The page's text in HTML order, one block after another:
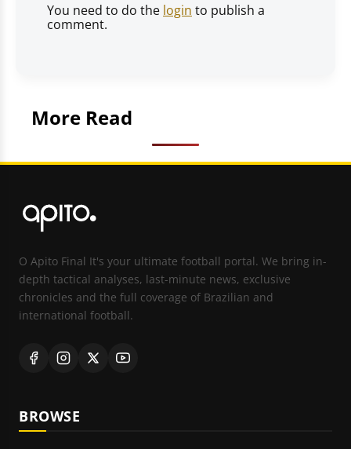
You need to do the login to publish a
comment.
More Read
O Apito Final It's your ultimate football portal. We bring in-
depth tactical analyses, last-minute news, exclusive
chronicles and the full coverage of Brazilian and
international football.
BROWSE